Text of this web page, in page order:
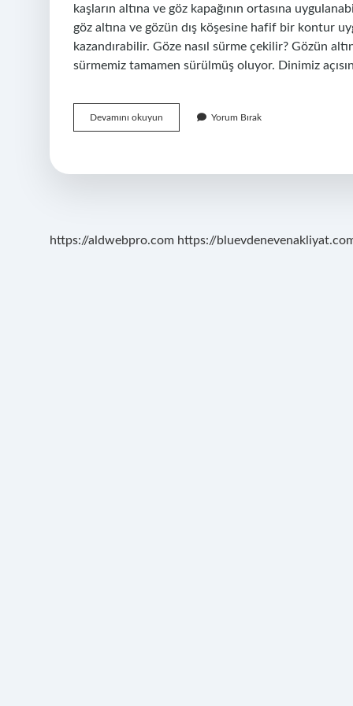
kaşların altına ve göz kapağının ortasına
göz altına ve gözün dış köşesine hafif bir kontur
kazandırabilir. Göze nasıl sürme çekilir? Gözün
sürmemiz tamamen sürülmüş oluyor. Dinimiz
Devamını okuyun
Kalemi
Yorum Bırak
https://aldwebpro.com https://